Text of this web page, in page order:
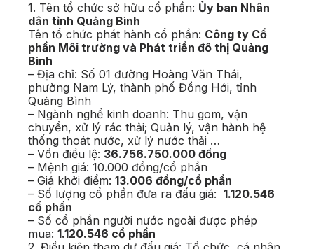
1. Tên tổ chức sở hữu cổ phần: Ủy ban Nhân
dân tỉnh Quảng Bình
Tên tổ chức phát hành cổ phần: Công ty Cổ
phần Môi trường và Phát triển đô thị Quảng
Bình
– Địa chỉ: Số 01 đường Hoàng Văn Thái,
phường Nam Lý, thành phố Đồng Hới, tỉnh
Quảng Bình
– Ngành nghề kinh doanh: Thu gom, vận
chuyển, xử lý rác thải; Quản lý, vận hành hệ
thống thoát nước, xử lý nước thải …
– Vốn điều lệ: 36.756.750.000 đồng
– Mệnh giá: 10.000 đồng/cổ phần
– Giá khởi điểm: 13.006 đồng/cổ phần
– Số lượng cổ phần đưa ra đấu giá: 1.120.546
cổ phần
– Số cổ phần người nước ngoài được phép
mua: 1.120.546 cổ phần